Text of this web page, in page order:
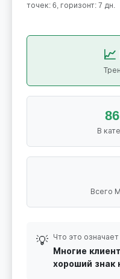
точек: 6, горизонт: 7 дн.
В
Всего
💡 Что это
Многие
хороший знак